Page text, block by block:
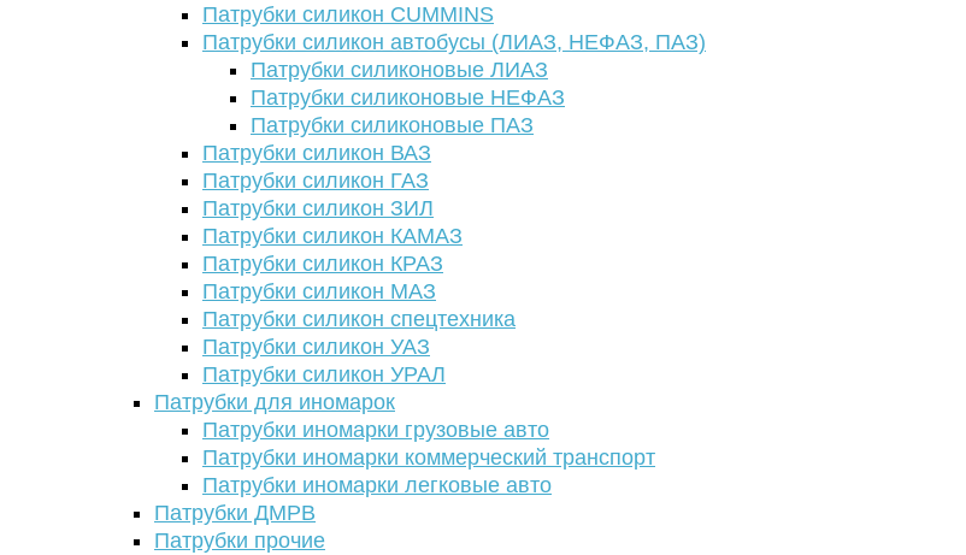
Патрубки силикон CUMMINS
Патрубки силикон автобусы (ЛИАЗ, НЕФАЗ, ПАЗ)
Патрубки силиконовые ЛИАЗ
Патрубки силиконовые НЕФАЗ
Патрубки силиконовые ПАЗ
Патрубки силикон ВАЗ
Патрубки силикон ГАЗ
Патрубки силикон ЗИЛ
Патрубки силикон КАМАЗ
Патрубки силикон КРАЗ
Патрубки силикон МАЗ
Патрубки силикон спецтехника
Патрубки силикон УАЗ
Патрубки силикон УРАЛ
Патрубки для иномарок
Патрубки иномарки грузовые авто
Патрубки иномарки коммерческий транспорт
Патрубки иномарки легковые авто
Патрубки ДМРВ
Патрубки прочие